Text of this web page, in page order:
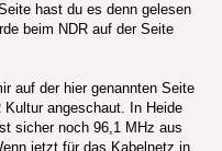
hast du es denn gelesen
beim NDR auf der Seite
auf der hier genannten Seite
Kultur angeschaut. In Heide
sicher noch 96,1 MHz aus
jetzt für das Kabelnetz in